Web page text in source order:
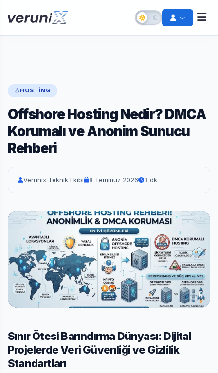
HOSTING
Offshore Hosting Nedir? DMCA
Korumalı ve Anonim Sunucu
Rehberi
Verunix Teknik Ekibi 8 Temmuz 2026 3 dk
Sınır Ötesi Barındırma Dünyası: Dijital
Projelerde Veri Güvenliği ve Gizlilik
Standartları